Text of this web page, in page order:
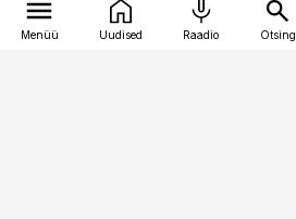
Menüü Uudised Raadio Otsing